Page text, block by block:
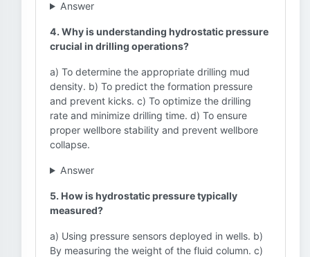
Answer
4. Why is understanding hydrostatic pressure
crucial in drilling operations?
a) To determine the appropriate drilling mud
density. b) To predict the formation pressure
and prevent kicks. c) To optimize the drilling
rate and minimize drilling time. d) To ensure
proper wellbore stability and prevent wellbore
collapse.
Answer
5. How is hydrostatic pressure typically
measured?
a) Using pressure sensors deployed in wells. b)
By measuring the weight of the fluid column. c)